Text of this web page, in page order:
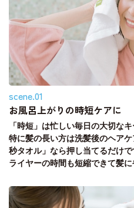
scene.01
お風呂上がりの時短ケアに
「時短」は忙しい毎日の大切なキ
特に髪の長い方は洗髪後のヘア
秒タオル」なら押し当てるだけ
ライヤーの時間も短縮できて髪に